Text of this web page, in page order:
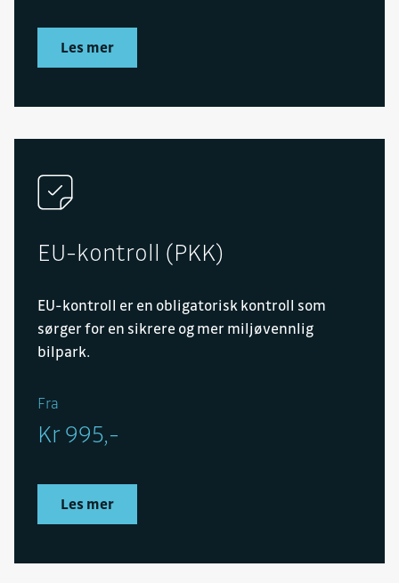
Les mer
EU-kontroll (PKK)
EU-kontroll er en obligatorisk kontroll som
sørger for en sikrere og mer miljøvennlig
bilpark.
Fra
Kr 995,-
Les mer